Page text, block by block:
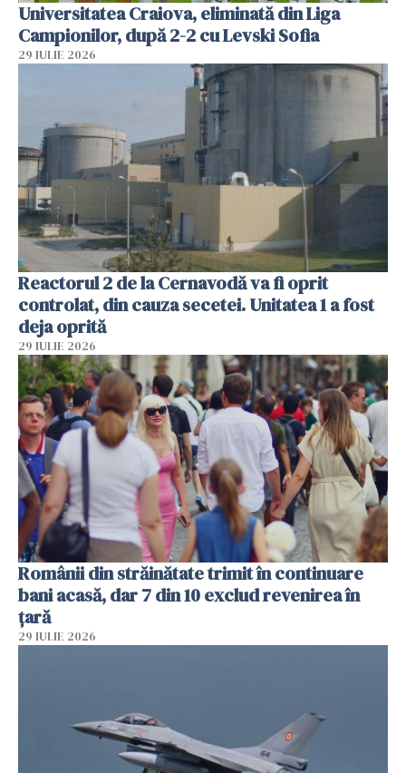
Universitatea Craiova, eliminată din Liga
Campionilor, după 2-2 cu Levski Sofia
29 IULIE 2026
Reactorul 2 de la Cernavodă va fi oprit
controlat, din cauza secetei. Unitatea 1 a fost
deja oprită
29 IULIE 2026
Românii din străinătate trimit în continuare
bani acasă, dar 7 din 10 exclud revenirea în
țară
29 IULIE 2026